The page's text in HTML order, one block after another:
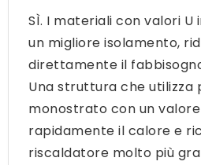
SÌ. I materiali con valori
un migliore isolamento,
direttamente il
Una struttura che utilizza
monostrato con un valore
rapidamente il calore e
riscaldatore molto più